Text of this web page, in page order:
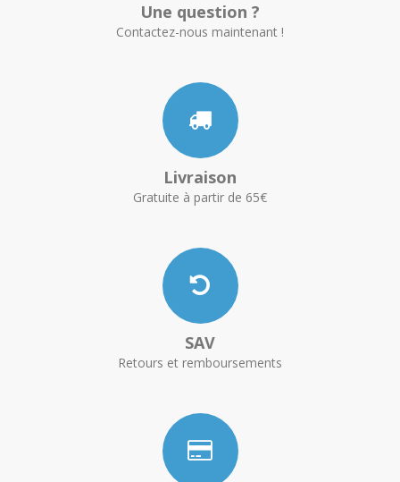
Une question ?
Contactez-nous maintenant !
Livraison
Gratuite à partir de 65€
SAV
Retours et remboursements